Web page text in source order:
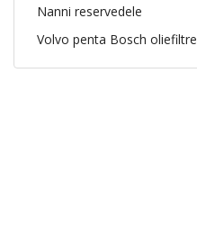
Nanni reservedele
Volvo penta Bosch oliefiltre